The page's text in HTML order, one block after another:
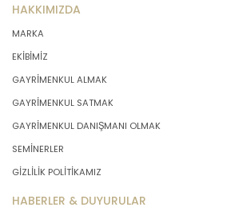
HAKKIMIZDA
MARKA
EKİBİMİZ
GAYRİMENKUL ALMAK
GAYRİMENKUL SATMAK
GAYRİMENKUL DANIŞMANI OLMAK
SEMİNERLER
GİZLİLİK POLİTİKAMIZ
HABERLER & DUYURULAR